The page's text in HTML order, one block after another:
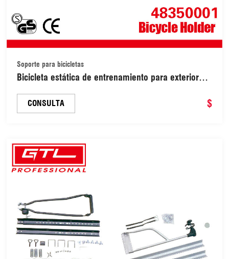
Soporte para bicicletas
Bicicleta estática de entrenamiento para exteriores
CONSULTA $